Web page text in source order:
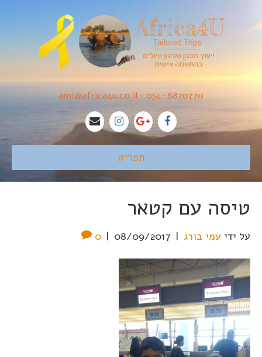
054-6870770
•
ami@africa4u.co.il
תפריט
טיסה עם קטאר
על ידי עמי בורג |
08/09/2017
|
0